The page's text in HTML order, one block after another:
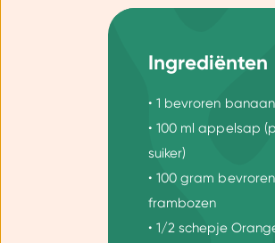
Ingrediënten
• 1 bevroren banaan
• 100 ml appelsap
suiker)
• 100 gram
frambozen
• 1/2 schepje